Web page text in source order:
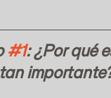
#1: ¿Por qué